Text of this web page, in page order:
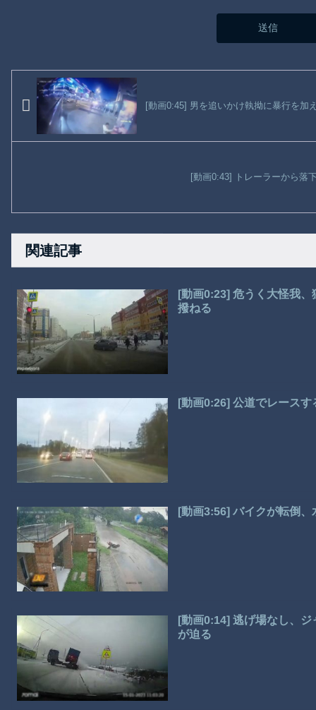
[動画0:45] 男を追いかけ執拗に暴行を加
[動画0:43] トレーラーから落
関連記事
[動画0:23] 危うく大怪我
撥ねる
[動画0:26] 公道でレース
[動画3:56] バイクが転倒
[動画0:14] 逃げ場なし、
が迫る